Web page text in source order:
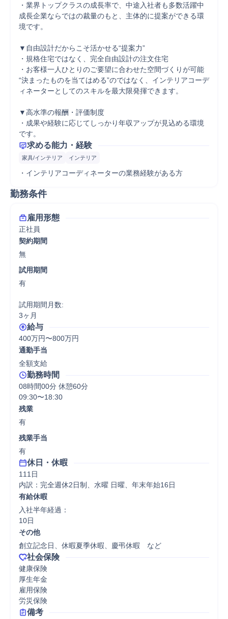
・業界トップクラスの成長率で、中途入社者も多数活躍中
成長企業ならではの裁量のもと、主体的に提案ができる環
境です。
▼自由設計だからこそ活かせる“提案力”
・規格住宅ではなく、完全自由設計の注文住宅
・お客様一人ひとりのご要望に合わせた空間づくりが可能
“決まったものを当てはめる”のではなく、インテリアコーデ
ィネーターとしてのスキルを最大限発揮できます。
▼高水準の報酬・評価制度
・成果や経験に応じてしっかり年収アップが見込める環境
です。
求める能力・経験
家具/インテリア インテリア
・インテリアコーディネーターの業務経験がある方
勤務条件
雇用形態
正社員
契約期間
無
試用期間
有
試用期間月数:
3ヶ月
給与
400万円〜800万円
通勤手当
全額支給
勤務時間
08時間00分 休憩60分
09:30〜18:30
残業
有
残業手当
有
休日・休暇
111日
内訳：完全週休2日制、水曜 日曜、年末年始16日
有給休暇
入社半年経過：
10日
その他
創立記念日、休暇夏季休暇、慶弔休暇　など
社会保険
健康保険
厚生年金
雇用保険
労災保険
備考